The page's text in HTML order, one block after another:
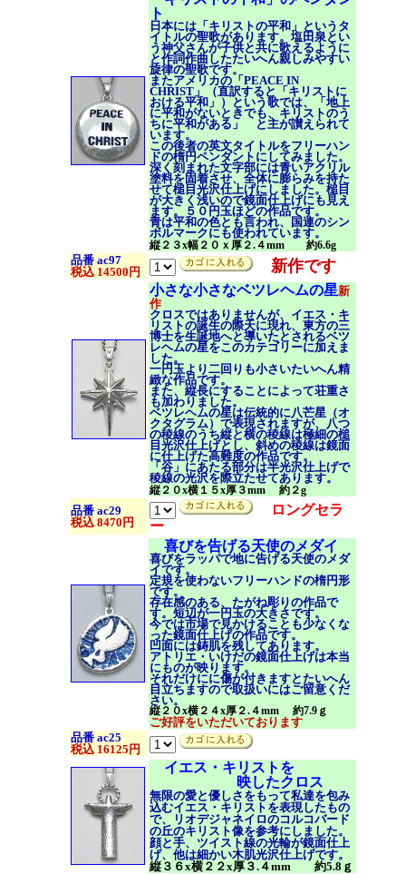
ト
日本には「キリストの平和」というタ
イトルの聖歌があります。塩田泉とい
う神父さんが子供と共に歌えるように
と作詞作曲したたいへん親しみやすい
旋律の聖歌です。
またアメリカの「PEACE IN
CHRIST」（直訳すると「キリストに
おける平和」）という歌では、「地上
に平和がないときでも、キリストのう
ちに平和がある」 と主が讃えられて
います。
この後者の英文タイトルをフリーハン
ドの楕円ペンダントにしてみました。
深く刻まれた文字部には青いアクリル
塗料を固着させ、全体に膨らみを持た
せて槌目光沢仕上げにしました。槌目
が大きく浅いので鏡面仕上げにも見え
ます。５０円玉ほどの作品です。
青は平和の色とも言われ、国連のシン
ボルマークにも使われています。
縦２３x幅２０ｘ厚２.４mm 約6.6g
品番 ac97
税込 14500円
新作です
小さな小さなベツレヘムの星新
作
クロスではありませんが、イエス・キ
リストの誕生の際天に現れ、東方の三
博士を生誕地へと導いたとされるベツ
レヘムの星をこのカテゴリーに加えま
した。
一円玉より二回りも小さいたいへん精
緻な作品です。
また、縦長にすることによって荘重さ
も加わりました。
ベツレヘムの星は伝統的に八芒星（オ
クタグラム）で表現されますが、八つ
の稜線のうち縦と横の稜線は極細の槌
目光沢仕上げとし、斜めの稜線は鏡面
に仕上げた高難度の作品です。
「谷」にあたる部分は半光沢仕上げで
稜線の光沢を際立たせてあります。
縦２０x横１５x厚３mm 約２g
品番 ac29
税込 8470円
ロングセラ
ー
喜びを告げる天使のメダイ
喜びをラッパで地に告げる天使のメダ
イです。
定規を使わないフリーハンドの楕円形
です。
存在感のある、たがね彫りの作品で
す。短辺が一円玉の大きさです。
今では市場で見かけることも少なくな
った鏡面仕上げの作品です。
凹面には鋳肌を残してあります。
アトリエ・いけだの鏡面仕上げは本当
にものが映ります。
それだけにに傷が付きますとたいへん
目立ちますので取扱いにはご留意くだ
さい。
縦２０x横２４x厚２.４mm 約7.9ｇ
ご好評をいただいております
品番 ac25
税込 16125円
イエス・キリストを
映したクロス
無限の愛と優しさをもって私達を包み
込むイエス・キリスト を表現したもの
で、リオデジャネイロのコルコバード
の丘のキリスト像を参考にしました。
顔と手、ツイスト線の光輪が鏡面仕上
げ、他は細かい木肌光沢仕上げです。
縦３６x横２２x厚３.４mm 約5.8ｇ